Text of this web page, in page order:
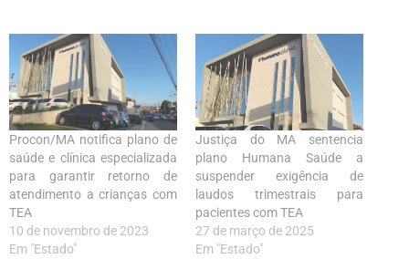
Procon/MA notifica plano de
saúde e clínica especializada
para garantir retorno de
atendimento a crianças com
TEA
10 de novembro de 2023
Em "Estado"
Justiça do MA sentencia
plano Humana Saúde a
suspender exigência de
laudos trimestrais para
pacientes com TEA
27 de março de 2025
Em "Estado"